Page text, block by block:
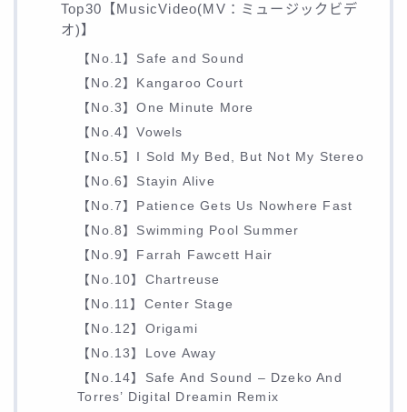
Top30【MusicVideo(MV：ミュージックビデ
オ)】
【No.1】Safe and Sound
【No.2】Kangaroo Court
【No.3】One Minute More
【No.4】Vowels
【No.5】I Sold My Bed, But Not My Stereo
【No.6】Stayin Alive
【No.7】Patience Gets Us Nowhere Fast
【No.8】Swimming Pool Summer
【No.9】Farrah Fawcett Hair
【No.10】Chartreuse
【No.11】Center Stage
【No.12】Origami
【No.13】Love Away
【No.14】Safe And Sound – Dzeko And
Torres’ Digital Dreamin Remix